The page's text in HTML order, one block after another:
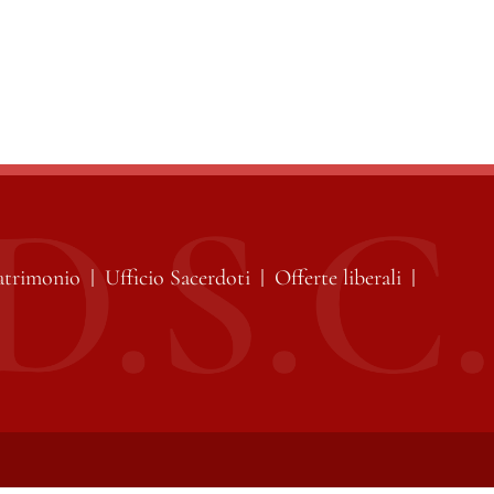
Ufficio Sacerdoti Offerte liberali